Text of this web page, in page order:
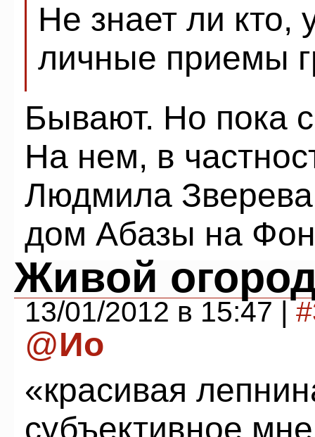
Не знает ли кто,
личные приемы
Бывают. Но пока
На нем, в
Людмила
дом Абазы на
Живой
13/01/2012 в 15:47 |
@Ио
«красивая
субъективное